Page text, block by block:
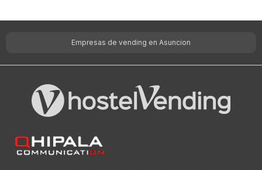
Empresas de vending en Asuncion